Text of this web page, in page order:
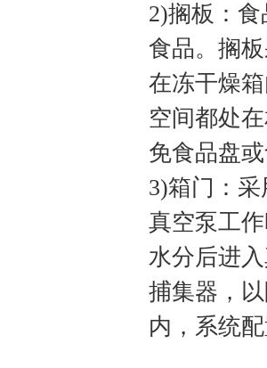
2)搁板：
食品。搁
在冻干燥
空间都处
免食品盘
3)箱门：
真空泵工
水分后进
捕集器，
内，系统